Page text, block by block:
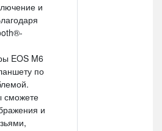
и
EOS M6
по
сможете
и